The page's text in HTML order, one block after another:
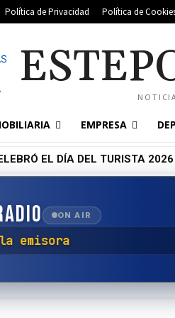
Política de Privacidad Política de
EMPRESA
EL DÍA DEL TURISTA 2026
ON AIR
con la emisora